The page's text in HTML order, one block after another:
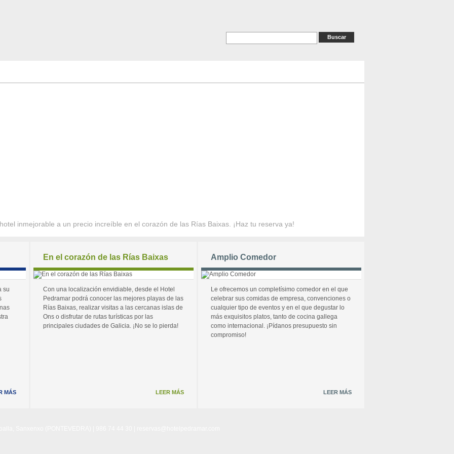
inmejorable a un precio increíble en el corazón de las Rías Baixas. ¡Haz tu reserva ya!
su
MÁS
En el corazón de las Rías Baixas
Con una localización envidiable, desde el Hotel
Pedramar podrá conocer las mejores playas de las
Rías Baixas, realizar visitas a las cercanas islas de
Ons o disfrutar de rutas turísticas por las
principales ciudades de Galicia. ¡No se lo pierda!
LEER MÁS
Amplio Comedor
Le ofrecemos un completísimo comedor en el que
celebrar sus comidas de empresa, convenciones o
cualquier tipo de eventos y en el que degustar lo
más exquisitos platos, tanto de cocina gallega
como internacional. ¡Pídanos presupuesto sin
compromiso!
LEER MÁS